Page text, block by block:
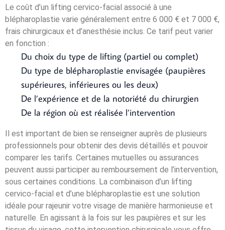
Le coût d’un lifting cervico-facial associé à une
blépharoplastie varie généralement entre 6 000 € et 7 000 €,
frais chirurgicaux et d’anesthésie inclus. Ce tarif peut varier
en fonction :
Du choix du type de lifting (partiel ou complet)
Du type de blépharoplastie envisagée (paupières
supérieures, inférieures ou les deux)
De l’expérience et de la notoriété du chirurgien
De la région où est réalisée l’intervention
Il est important de bien se renseigner auprès de plusieurs
professionnels pour obtenir des devis détaillés et pouvoir
comparer les tarifs. Certaines mutuelles ou assurances
peuvent aussi participer au remboursement de l’intervention,
sous certaines conditions. La combinaison d’un lifting
cervico-facial et d’une blépharoplastie est une solution
idéale pour rajeunir votre visage de manière harmonieuse et
naturelle. En agissant à la fois sur les paupières et sur les